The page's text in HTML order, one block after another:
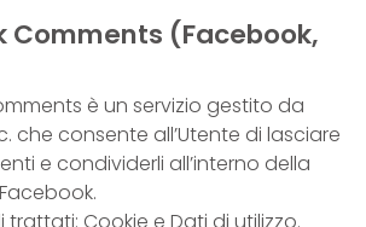
Comments (Facebook,
è un servizio gestito da
che consente all’Utente di lasciare
e condividerli all’interno della
trattati: Cookie e Dati di utilizzo.